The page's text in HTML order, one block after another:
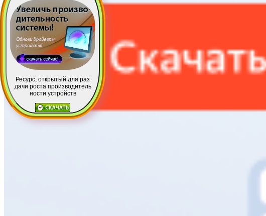
Ресурс, открытый для раз
дачи роста производитель
ности устройств